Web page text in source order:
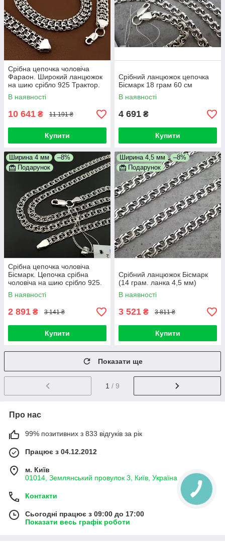
Срібна цепочка чоловіча
Фараон. Широкий ланцюжок
на шию срібло 925 Трактор.
Ширина 9 мм. Довжина 55 см
В наявності
10 641 ₴ 11 191 ₴
Купити
Срібний ланцюжок цепочка
Бісмарк 18 грам 60 см
В наявності
4 691 ₴
Купити
Ширина 4 мм
–8%
Подарунок
Срібна цепочка чоловіча
Бісмарк. Цепочка срібна
чоловіча на шию срібло 925.
Ширина 4 мм. Довжина 55 см
В наявності
2 891 ₴ 3 141 ₴
Купити
Ширина 4,5 мм
–8%
Подарунок
Срібний ланцюжок Бісмарк
(14 грам. ланка 4,5 мм)
В наявності
3 521 ₴ 3 811 ₴
Купити
Показати ще
1 / 9
Про нас
99% позитивних з 833 відгуків за рік
Працює з 04.12.2012
м. Київ
01014, Землянський провулок 3, Київ, Україна
Контакти
Сьогодні працює з 09:00 до 17:00
Показати весь графік роботи